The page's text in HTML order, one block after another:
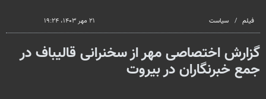
فیلم سیاست ۲۱ مهر ۱۴۰۳، ۱۹:۲۴
گزارش اختصاصی مهر از سخنرانی قالیباف در
جمع خبرنگاران در بیروت